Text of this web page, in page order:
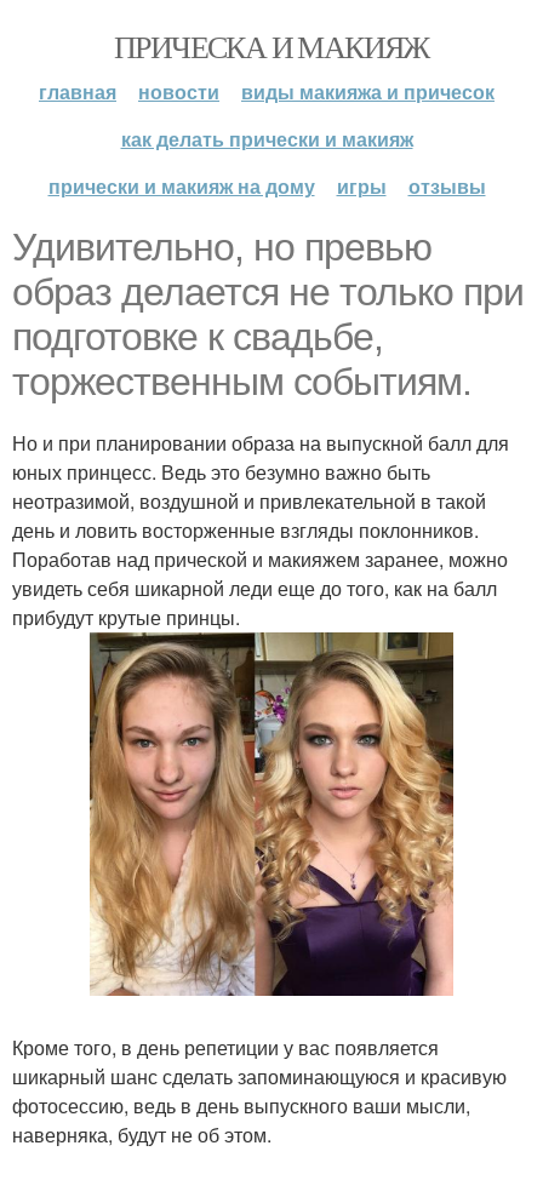
ПРИЧЕСКА И МАКИЯЖ
главная новости
виды макияжа и причесок
как делать прически и макияж
прически и макияж на дому
игры отзывы
Удивительно, но превью
образ делается не только при
подготовке к свадьбе,
торжественным событиям.
Но и при планировании образа на выпускной балл для
юных принцесс. Ведь это безумно важно быть
неотразимой, воздушной и привлекательной в такой
день и ловить восторженные взгляды поклонников.
Поработав над прической и макияжем заранее, можно
увидеть себя шикарной леди еще до того, как на балл
прибудут крутые принцы.
Кроме того, в день репетиции у вас появляется
шикарный шанс сделать запоминающуюся и красивую
фотосессию, ведь в день выпускного ваши мысли,
наверняка, будут не об этом.